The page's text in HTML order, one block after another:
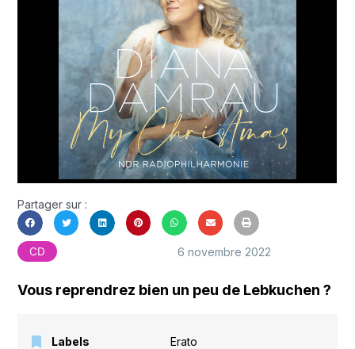
Partager sur :
CD 6 novembre 2022
Vous reprendrez bien un peu de Lebkuchen ?
Labels Erato